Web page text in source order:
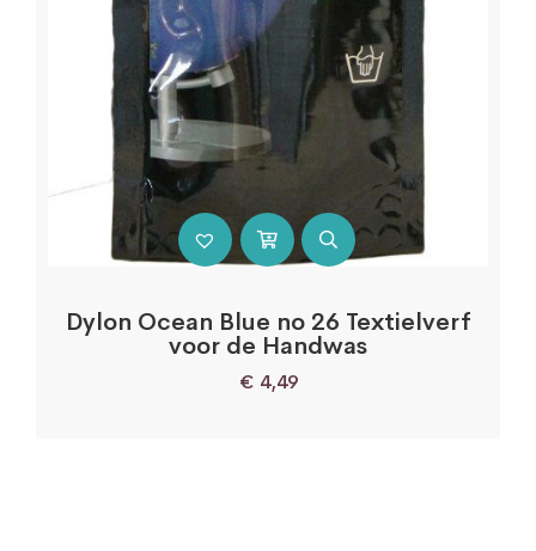
Dylon Ocean Blue no 26 Textielverf
voor de Handwas
€ 4,49